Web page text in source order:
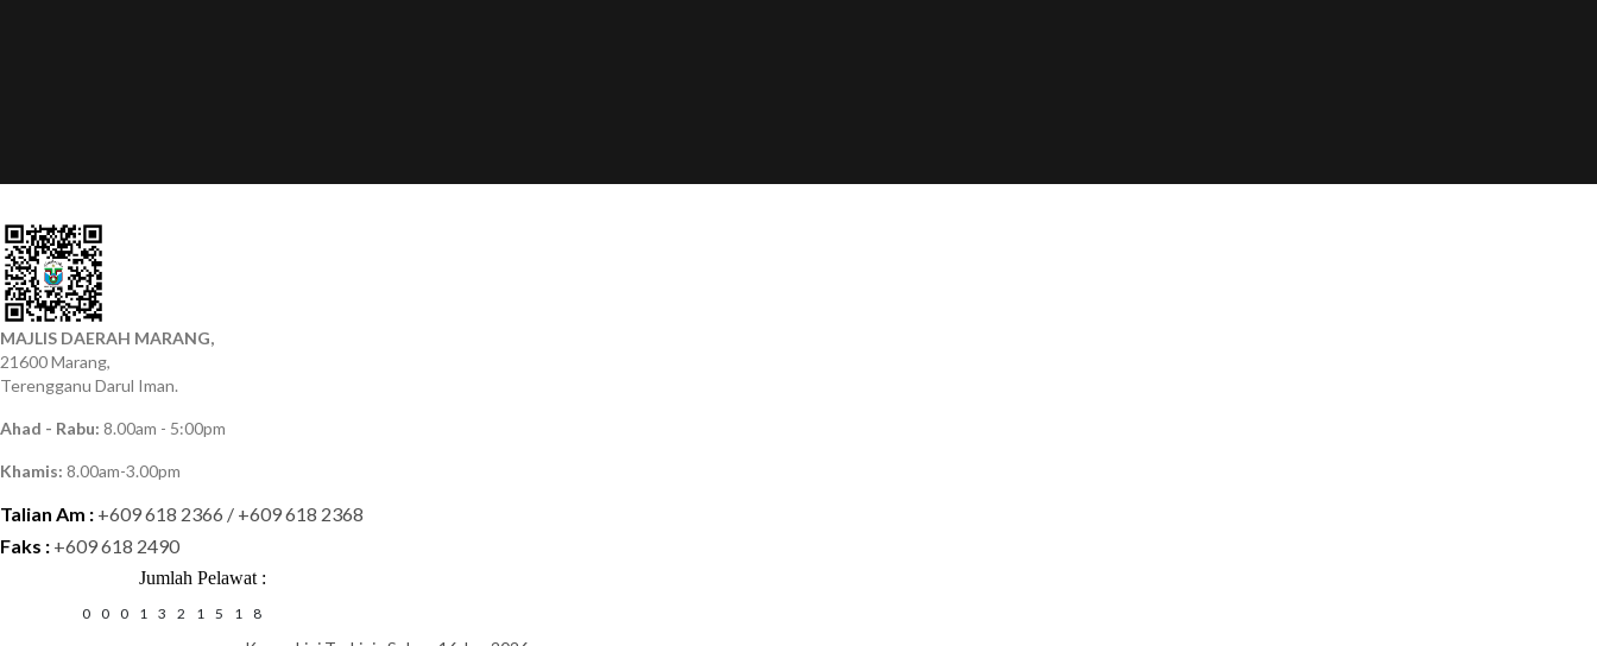
MAJLIS DAERAH MARANG,
21600 Marang,
Terengganu Darul Iman.
Ahad - Rabu: 8.00am - 5:00pm
Khamis: 8.00am-3.00pm
Talian Am : +609 618 2366 / +609 618 2368
Faks : +609 618 2490
Jumlah Pelawat :
0 0 0 1 3 2 1 5 1 8